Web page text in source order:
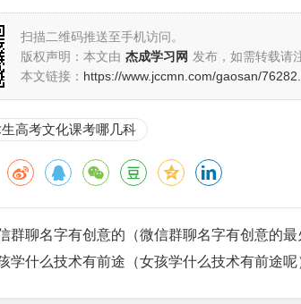
化课考几门
等数学二。法学类：政治、英语、民法。教育
文化课考数学、语文、英语和文综(历史、
生文化课考数学、语文、英语和文综(历史、
内容有：专业考试，俗称艺考。于高考年的
扫描二维码推送至手机访问。
版权声明：本文由 杰成学习网 发布，如需转载请
本文链接： https://www.jccmn.com/gaosan/
高考文化课考哪几科
群聊名字有创意的（微信群聊名字有创意的最
学什么技术有前途（女孩学什么技术有前途呢